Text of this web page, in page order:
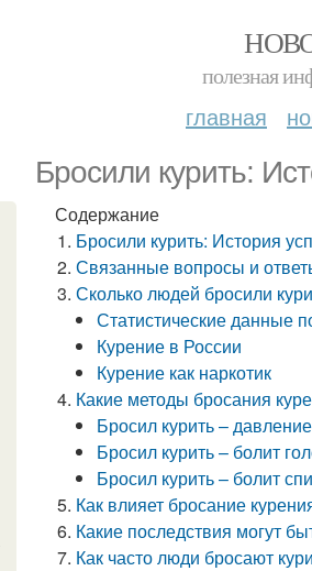
полезная
главная
Бросили курить:
Содержание
Бросили курить: История
Связанные вопросы и
Сколько людей бросили
Статистические данные
Курение в России
Курение как наркотик
Какие методы бросания
Бросил курить –
Бросил курить – болит
Бросил курить – болит
Как влияет бросание
Какие последствия могут
Как часто люди бросают